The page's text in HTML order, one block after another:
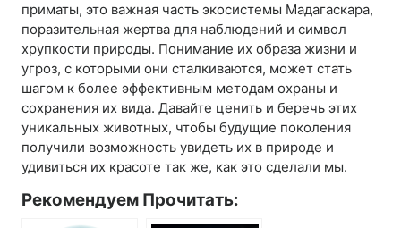
приматы, это важная часть экосистемы Мадагаскара,
поразительная жертва для наблюдений и символ
хрупкости природы. Понимание их образа жизни и
угроз, с которыми они сталкиваются, может стать
шагом к более эффективным методам охраны и
сохранения их вида. Давайте ценить и беречь этих
уникальных животных, чтобы будущие поколения
получили возможность увидеть их в природе и
удивиться их красоте так же, как это сделали мы.
Рекомендуем Прочитать: